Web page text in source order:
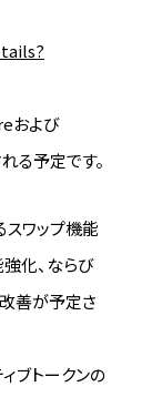
および
る予定です。
スワップ機能
化、ならび
善が予定さ
ブトークンの